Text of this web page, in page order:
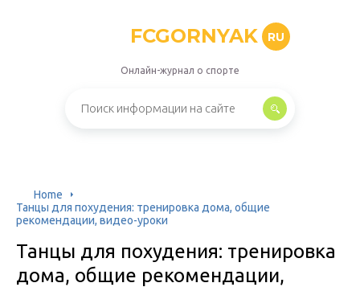
FCGORNYAK RU
Онлайн-журнал о спорте
Home
Танцы для похудения: тренировка дома, общие
рекомендации, видео-уроки
Танцы для похудения: тренировка
дома, общие рекомендации,